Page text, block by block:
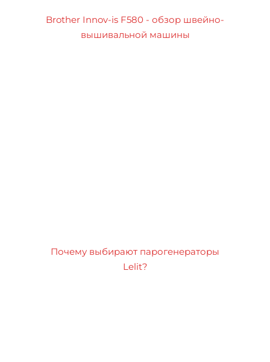
Brother Innov-is F580 - обзор швейно-
вышивальной машины
Почему выбирают парогенераторы
Lelit?